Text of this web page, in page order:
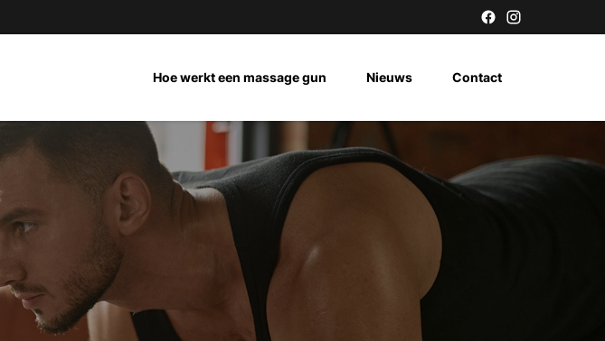
Hoe werkt een massage gun Nieuws Contact